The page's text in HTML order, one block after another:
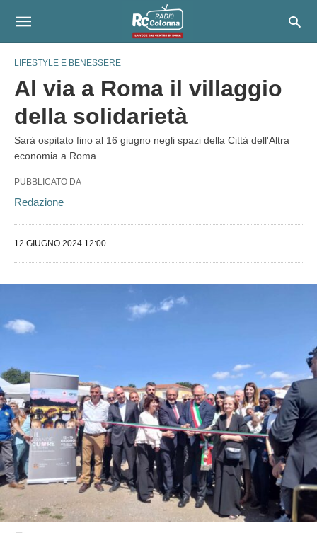
LIFESTYLE E BENESSERE
Al via a Roma il villaggio
della solidarietà
Sarà ospitato fino al 16 giugno negli spazi della Città dell'Altra
economia a Roma
PUBBLICATO DA
Redazione
12 GIUGNO 2024 12:00